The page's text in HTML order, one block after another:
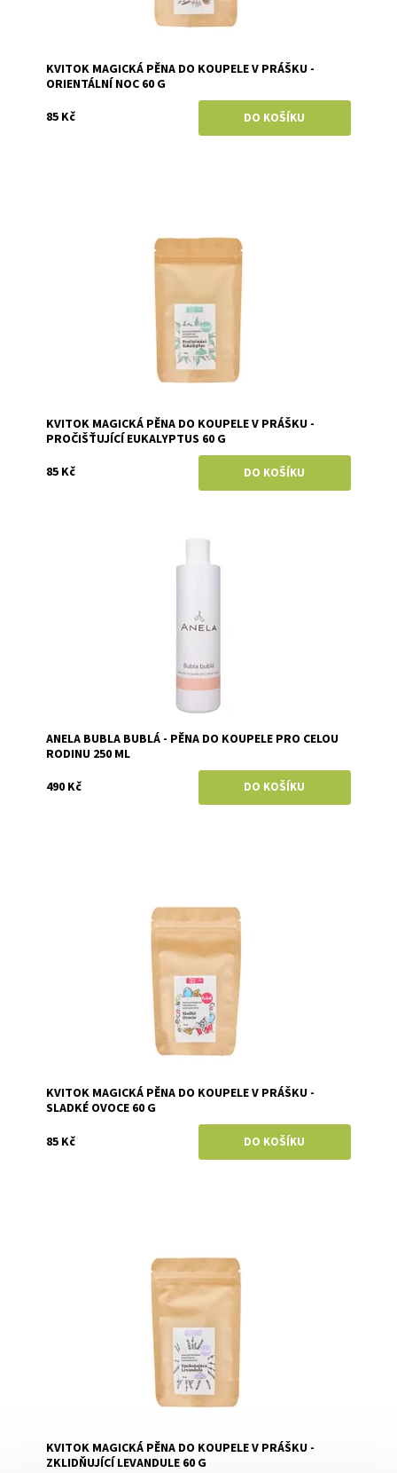
KVITOK MAGICKÁ PĚNA DO KOUPELE V PRÁŠKU -
ORIENTÁLNÍ NOC 60 G
85 Kč
Kvitok
KVITOK MAGICKÁ PĚNA DO KOUPELE V PRÁŠKU -
PROČIŠŤUJÍCÍ EUKALYPTUS 60 G
85 Kč
ANELA BUBLA BUBLÁ - PĚNA DO KOUPELE PRO CELOU
RODINU 250 ML
490 Kč
Kvitok
KVITOK MAGICKÁ PĚNA DO KOUPELE V PRÁŠKU -
SLADKÉ OVOCE 60 G
85 Kč
Kvitok
KVITOK MAGICKÁ PĚNA DO KOUPELE V PRÁŠKU -
ZKLIDŇUJÍCÍ LEVANDULE 60 G